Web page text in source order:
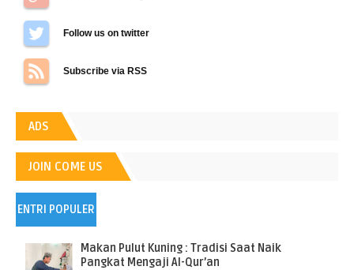
Follow us on Twitter
Subscribe via RSS
ADS
JOIN COME US
ENTRI POPULER
Makan Pulut Kuning : Tradisi Saat Naik
Pangkat Mengaji Al-Qur’an